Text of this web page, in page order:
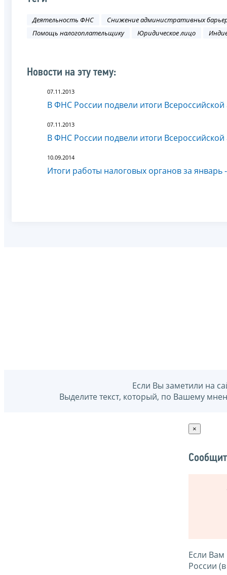
Деятельность ФНС
Снижение административных
Помощь налогоплательщику
Юридическое лицо
Новости на эту тему:
07.11.2013
В ФНС России подвели итоги
07.11.2013
В ФНС России подвели итоги
10.09.2014
Итоги работы налоговых органов за
Если Вы заметили на
Выделите текст, который, по Вашему
×
Если Вам
России